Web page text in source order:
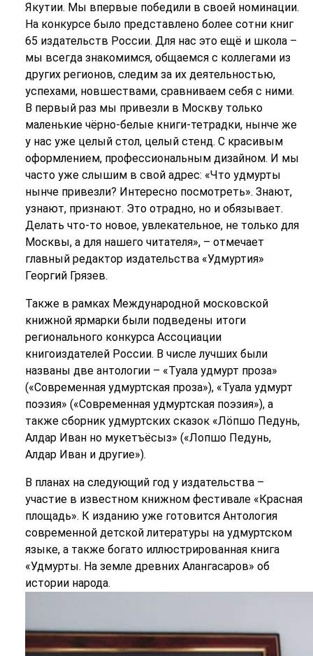
Якутии. Мы впервые победили в своей номинации.
На конкурсе было представлено более сотни книг
65 издательств России. Для нас это ещё и школа –
мы всегда знакомимся, общаемся с коллегами из
других регионов, следим за их деятельностью,
успехами, новшествами, сравниваем себя с ними.
В первый раз мы привезли в Москву только
маленькие чёрно-белые книги-тетрадки, нынче же
у нас уже целый стол, целый стенд. С красивым
оформлением, профессиональным дизайном. И мы
часто уже слышим в свой адрес: «Что удмурты
нынче привезли? Интересно посмотреть». Знают,
узнают, признают. Это отрадно, но и обязывает.
Делать что-то новое, увлекательное, не только для
Москвы, а для нашего читателя», – отмечает
главный редактор издательства «Удмуртия»
Георгий Грязев.
Также в рамках Международной московской
книжной ярмарки были подведены итоги
регионального конкурса Ассоциации
книгоиздателей России. В числе лучших были
названы две антологии – «Туала удмурт проза»
(«Современная удмуртская проза»), «Туала удмурт
поэзия» («Современная удмуртская поэзия»), а
также сборник удмуртских сказок «Лӧпшо Педунь,
Алдар Иван но мукетъёсыз» («Лопшо Педунь,
Алдар Иван и другие»).
В планах на следующий год у издательства –
участие в известном книжном фестивале «Красная
площадь». К изданию уже готовится Антология
современной детской литературы на удмуртском
языке, а также богато иллюстрированная книга
«Удмурты. На земле древних Алангасаров» об
истории народа.